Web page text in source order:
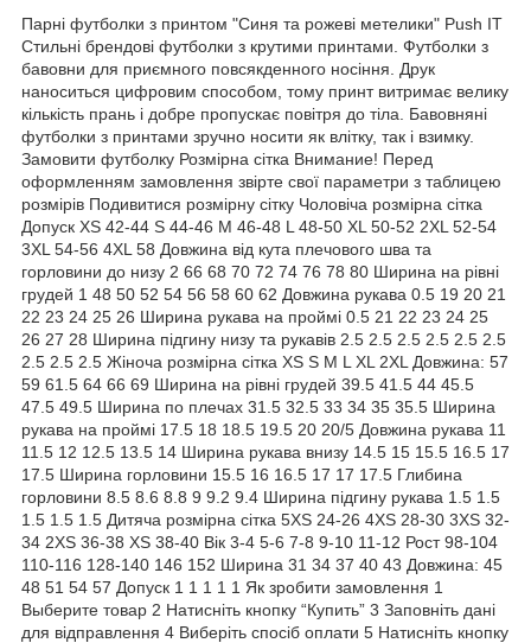
Парні футболки з принтом "Синя та рожеві метелики" Push IT
Стильні брендові футболки з крутими принтами. Футболки з
бавовни для приємного повсякденного носіння. Друк
наноситься цифровим способом, тому принт витримає велику
кількість прань і добре пропускає повітря до тіла. Бавовняні
футболки з принтами зручно носити як влітку, так і взимку.
Замовити футболку Розмірна сітка Внимание! Перед
оформленням замовлення звірте свої параметри з таблицею
розмірів Подивитися розмірну сітку Чоловіча розмірна сітка
Допуск XS 42-44 S 44-46 M 46-48 L 48-50 XL 50-52 2XL 52-54
3XL 54-56 4XL 58 Довжина від кута плечового шва та
горловини до низу 2 66 68 70 72 74 76 78 80 Ширина на рівні
грудей 1 48 50 52 54 56 58 60 62 Довжина рукава 0.5 19 20 21
22 23 24 25 26 Ширина рукава на проймі 0.5 21 22 23 24 25
26 27 28 Ширина підгину низу та рукавів 2.5 2.5 2.5 2.5 2.5 2.5
2.5 2.5 2.5 Жіноча розмірна сітка XS S M L XL 2XL Довжина: 57
59 61.5 64 66 69 Ширина на рівні грудей 39.5 41.5 44 45.5
47.5 49.5 Ширина по плечах 31.5 32.5 33 34 35 35.5 Ширина
рукава на проймі 17.5 18 18.5 19.5 20 20/5 Довжина рукава 11
11.5 12 12.5 13.5 14 Ширина рукава внизу 14.5 15 15.5 16.5 17
17.5 Ширина горловини 15.5 16 16.5 17 17 17.5 Глибина
горловини 8.5 8.6 8.8 9 9.2 9.4 Ширина підгину рукава 1.5 1.5
1.5 1.5 1.5 Дитяча розмірна сітка 5XS 24-26 4XS 28-30 3XS 32-
34 2XS 36-38 XS 38-40 Вік 3-4 5-6 7-8 9-10 11-12 Рост 98-104
110-116 128-140 146 152 Ширина 31 34 37 40 43 Довжина: 45
48 51 54 57 Допуск 1 1 1 1 1 Як зробити замовлення 1
Выберите товар 2 Натисніть кнопку “Купить” 3 Заповніть дані
для відправлення 4 Виберіть спосіб оплати 5 Натисніть кнопку